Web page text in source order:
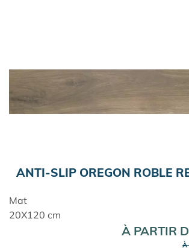
ANTI-SLIP OREGON ROBLE
Mat
20X120 cm
À PARTIR
À